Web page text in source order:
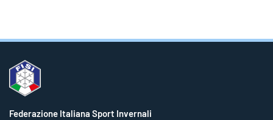
Federazione Italiana Sport Invernali